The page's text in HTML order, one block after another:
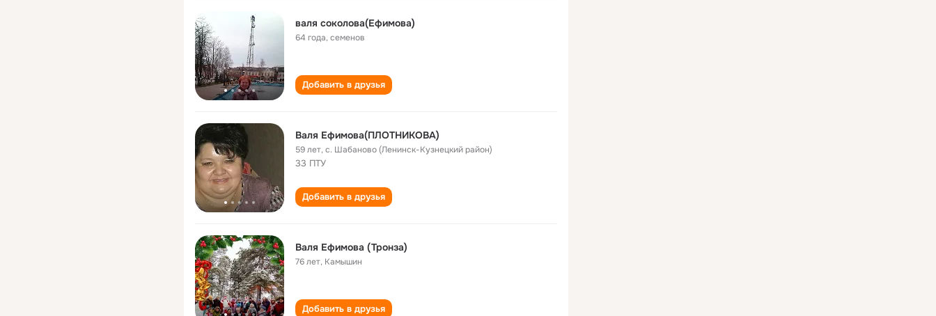
валя соколова(Ефимова)
64 года,семенов
Добавить в друзья
Валя Ефимова(ПЛОТНИКОВА)
59 лет,с. Шабаново (Ленинск-Кузнецкий район)
33 ПТУ
Добавить в друзья
Валя Ефимова (Тронза)
76 лет, Камышин
Добавить в друзья